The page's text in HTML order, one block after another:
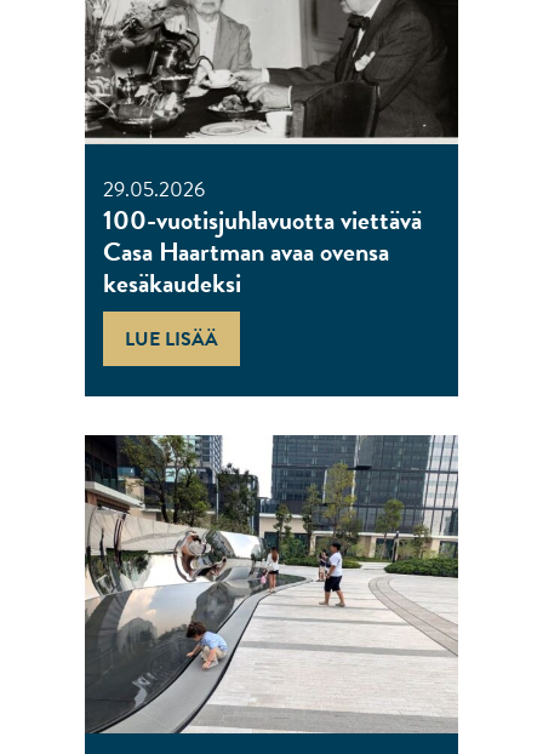
29.05.2026
100-vuotisjuhlavuotta viettävä
Casa Haartman avaa ovensa
kesäkaudeksi
LUE LISÄÄ